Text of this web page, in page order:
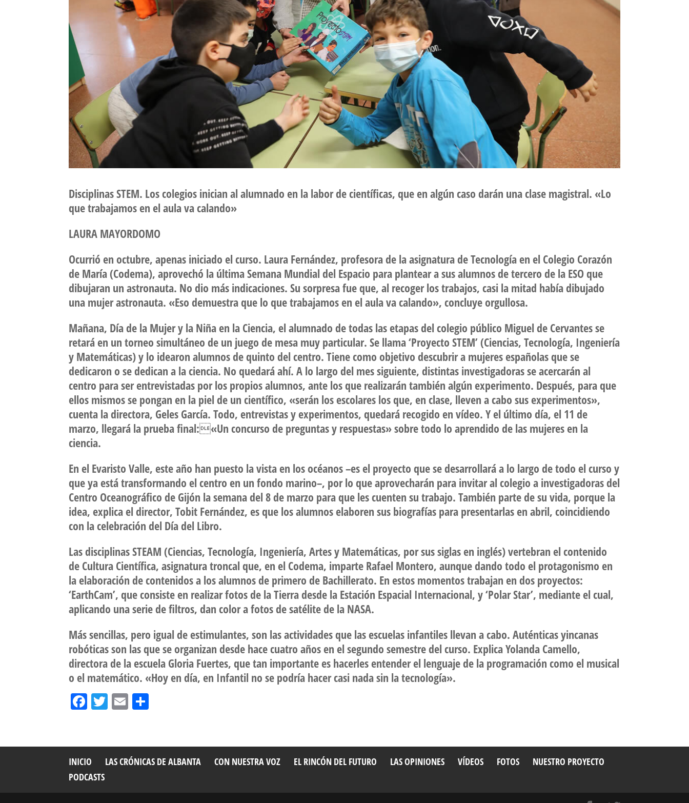
Disciplinas STEM. Los colegios inician al alumnado en la labor de científicas, que en algún caso darán una clase magistral. «Lo
que trabajamos en el aula va calando»
LAURA MAYORDOMO
Ocurrió en octubre, apenas iniciado el curso. Laura Fernández, profesora de la asignatura de Tecnología en el Colegio Corazón
de María (Codema), aprovechó la última Semana Mundial del Espacio para plantear a sus alumnos de tercero de la ESO que
dibujaran un astronauta. No dio más indicaciones. Su sorpresa fue que, al recoger los trabajos, casi la mitad había dibujado
una mujer astronauta. «Eso demuestra que lo que trabajamos en el aula va calando», concluye orgullosa.
Mañana, Día de la Mujer y la Niña en la Ciencia, el alumnado de todas las etapas del colegio público Miguel de Cervantes se
retará en un torneo simultáneo de un juego de mesa muy particular. Se llama ‘Proyecto STEM’ (Ciencias, Tecnología, Ingeniería
y Matemáticas) y lo idearon alumnos de quinto del centro. Tiene como objetivo descubrir a mujeres españolas que se
dedicaron o se dedican a la ciencia. No quedará ahí. A lo largo del mes siguiente, distintas investigadoras se acercarán al
centro para ser entrevistadas por los propios alumnos, ante los que realizarán también algún experimento. Después, para que
ellos mismos se pongan en la piel de un científico, «serán los escolares los que, en clase, lleven a cabo sus experimentos»,
cuenta la directora, Geles García. Todo, entrevistas y experimentos, quedará recogido en vídeo. Y el último día, el 11 de
marzo, llegará la prueba final:«Un concurso de preguntas y respuestas» sobre todo lo aprendido de las mujeres en la
ciencia.
En el Evaristo Valle, este año han puesto la vista en los océanos –es el proyecto que se desarrollará a lo largo de todo el curso y
que ya está transformando el centro en un fondo marino–, por lo que aprovecharán para invitar al colegio a investigadoras del
Centro Oceanográfico de Gijón la semana del 8 de marzo para que les cuenten su trabajo. También parte de su vida, porque la
idea, explica el director, Tobit Fernández, es que los alumnos elaboren sus biografías para presentarlas en abril, coincidiendo
con la celebración del Día del Libro.
Las disciplinas STEAM (Ciencias, Tecnología, Ingeniería, Artes y Matemáticas, por sus siglas en inglés) vertebran el contenido
de Cultura Científica, asignatura troncal que, en el Codema, imparte Rafael Montero, aunque dando todo el protagonismo en
la elaboración de contenidos a los alumnos de primero de Bachillerato. En estos momentos trabajan en dos proyectos:
‘EarthCam’, que consiste en realizar fotos de la Tierra desde la Estación Espacial Internacional, y ‘Polar Star’, mediante el cual,
aplicando una serie de filtros, dan color a fotos de satélite de la NASA.
Más sencillas, pero igual de estimulantes, son las actividades que las escuelas infantiles llevan a cabo. Auténticas yincanas
robóticas son las que se organizan desde hace cuatro años en el segundo semestre del curso. Explica Yolanda Camello,
directora de la escuela Gloria Fuertes, que tan importante es hacerles entender el lenguaje de la programación como el musical
o el matemático. «Hoy en día, en Infantil no se podría hacer casi nada sin la tecnología».
Fa
ok
T
er
E
INICIO LAS CRÓNICAS DE ALBANTA CON NUESTRA VOZ EL RINCÓN DEL FUTURO LAS OPINIONES VÍDEOS FOTOS
NUESTRO PROYECTO
PODCASTS